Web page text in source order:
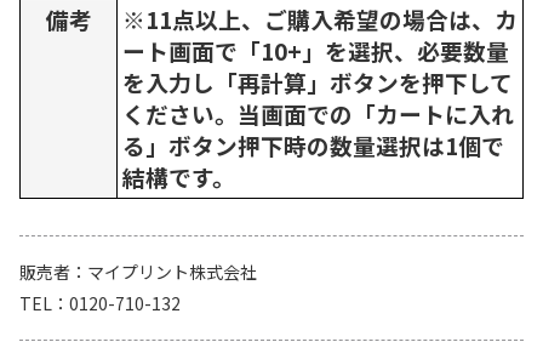
備考
※11点以上、ご購入希望の場合は、カ
ート画面で「10+」を選択、必要数量
を入力し「再計算」ボタンを押下して
ください。当画面での「カートに入れ
る」ボタン押下時の数量選択は1個で
結構です。
販売者
マイプリント株式会社
TEL
0120-710-132